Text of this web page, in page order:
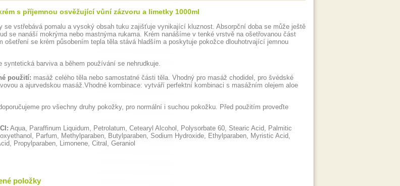
s příjemnou osvěžující vůní zázvoru a limetky 1000ml
se vstřebává pomalu a vysoký obsah tuku zajišťuje vynikající kluznost. Absorpční doba se může ještě
se nanáší mokrýma nebo mastnýma rukama. Krém nanášíme v tenké vrstvě na ošetřovanou část
ošetření se krém působením tepla těla stává hladším a poskytuje pokožce dlouhotrvající jemnou
syntetická barviva a během používání se nehrudkuje.
použití: masáž celého těla nebo samostatné části těla. Vhodný pro masáž chodidel, pro švédské
a ajurvedskou masáž.Vhodné kombinace: vytváří perfektní kombinaci s masážním olejem aloe
pro všechny druhy pokožky, pro normální i suchou pokožku. Před použitím proveďte
Aqua, Paraffinum Liquidum, Petrolatum, Cetearyl Alcohol, Polysorbate 60, Stearic Acid, Palmitic
Parfum, Methylparaben, Butylparaben, Sodium Hydroxide, Ethylparaben, Myristic Acid,
Propylparaben, Limonene, Citral, Geraniol
položky